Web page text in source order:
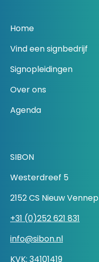
Home
Vind een signbedrijf
Signopleidingen
Over ons
Agenda
SIBON
Westerdreef 5
2152 CS Nieuw Vennep
+31 (0)252 621 831
info@sibon.nl
KVK: 34101419